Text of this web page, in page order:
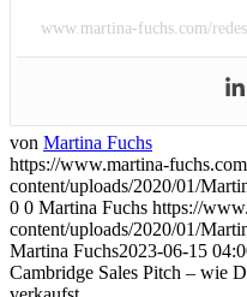
www.martina-fuchs.com/
von Martina Fuchs
https://www.martina-
content/uploads/2020/01/
0 0 Martina Fuchs https://
content/uploads/2020/01/
Martina Fuchs2023-06-15
Cambridge Sales Pitch – wie